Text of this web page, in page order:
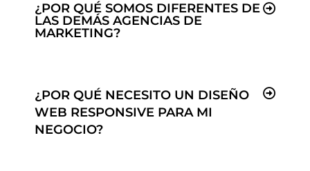
¿POR QUÉ SOMOS DIFERENTES DE
LAS DEMÁS AGENCIAS DE
MARKETING?
¿POR QUÉ NECESITO UN DISEÑO
WEB RESPONSIVE PARA MI
NEGOCIO?